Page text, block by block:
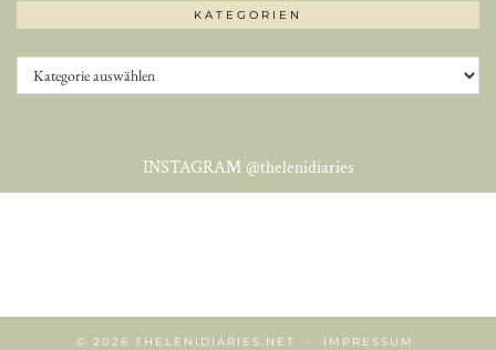
KATEGORIEN
Kategorien
INSTAGRAM @thelenidiaries
© 2026 THELENIDIARIES.NET IMPRESSUM